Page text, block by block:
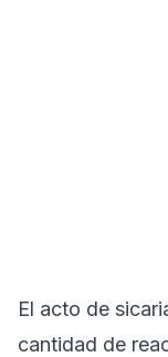
El acto de
cantidad de